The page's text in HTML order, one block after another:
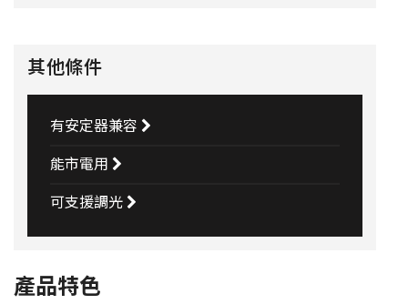
其他條件
有安定器兼容
能市電用
可支援調光
產品特色